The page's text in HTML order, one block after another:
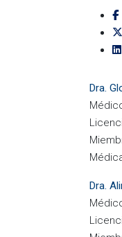
Dra.
Dra.